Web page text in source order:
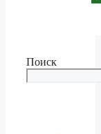
Поиск